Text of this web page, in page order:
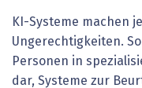
KI-Systeme machen
Ungerechtigkeiten.
Personen in
dar, Systeme zur